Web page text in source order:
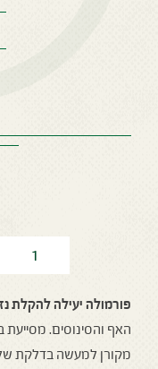
פורמולה יעילה להקלת
האף והסינוסים.
מקורן למעשה בדלקת של